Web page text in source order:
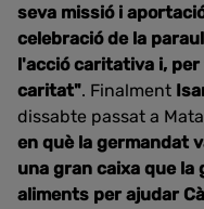
seva missió i
celebració de la
l'acció caritativa i,
caritat". Finalment
dissabte passat a
en què la germandat
una gran caixa que la
aliments per ajudar